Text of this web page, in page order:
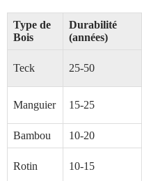
Type de
Bois
Durabilité
(années)
Teck 25-50
Manguier 15-25
Bambou 10-20
Rotin 10-15